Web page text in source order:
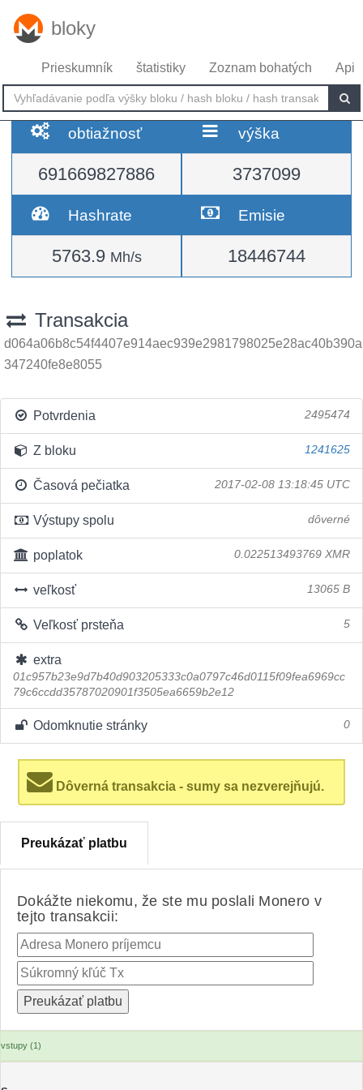
bloky
Prieskumník štatistiky Zoznam bohatých Api
obtiažnosť
691669827886
výška
3737099
Hashrate
5763.9 Mh/s
Emisie
18446744
Transakcia
d064a06b8c54f4407e914aec939e2981798025e28ac40b390a
347240fe8e8055
Potvrdenia 2495474
Z bloku 1241625
Časová pečiatka 2017-02-08 13:18:45 UTC
Výstupy spolu dôverné
poplatok 0.022513493769 XMR
veľkosť 13065 B
Veľkosť prsteňa 5
extra
01c957b23e9d7b40d903205333c0a0797c46d0115f09fea6969cc
79c6ccdd35787020901f3505ea6659b2e12
Odomknutie stránky 0
Dôverná transakcia - sumy sa nezverejňujú.
Preukázať platbu
Dokážte niekomu, že ste mu poslali Monero v
tejto transakcii:
vstupy (1)